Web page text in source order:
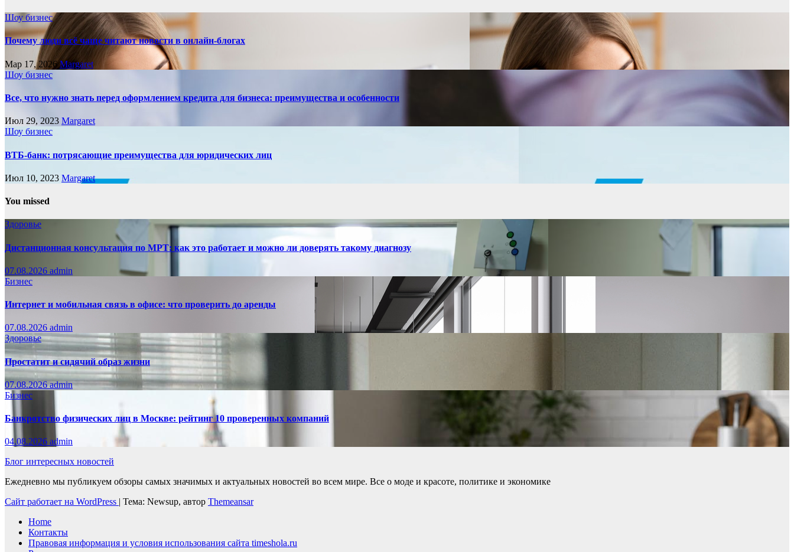
Шоу бизнес
Почему люди всё чаще читают новости в онлайн-блогах
Мар 17, 2026Margaret
Шоу бизнес
Все, что нужно знать перед оформлением кредита для бизнеса: преимущества и особенности
Июл 29, 2023 Margaret
Шоу бизнес
ВТБ-банк: потрясающие преимущества для юридических лиц
Июл 10, 2023 Margaret
You missed
Здоровье
Дистанционная консультация по МРТ: как это работает и можно ли доверять такому диагнозу
07.08.2026 admin
Бизнес
Интернет и мобильная связь в офисе: что проверить до аренды
07.08.2026 admin
Здоровье
Простатит и сидячий образ жизни
07.08.2026admin
Бизнес
Банкротство физических лиц в Москве: рейтинг 10 проверенных компаний
04.08.2026 admin
Блог интересных новостей
Ежедневно мы публикуем обзоры самых значимых и актуальных новостей во всем мире. Все о моде и красоте, политике и экономике
Сайт работает на WordPress
Тема: Newsup, автор Themeansar
Home
Контакты
Правовая информация и условия использования сайта timeshola.ru